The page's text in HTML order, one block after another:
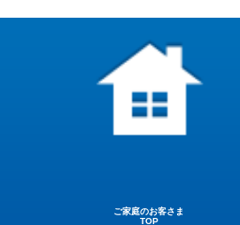
ご家庭のお客さま
TOP